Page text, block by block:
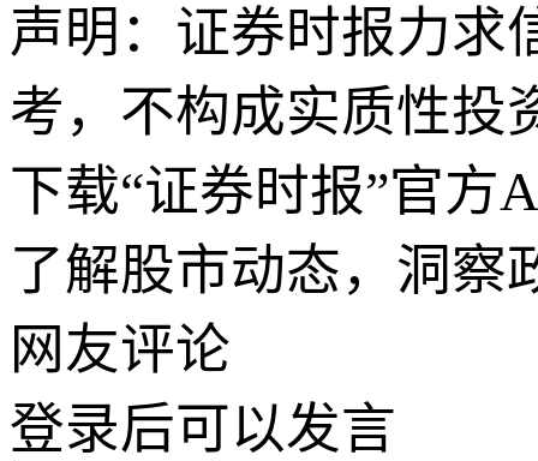
声明：证券时报力求
考，不构成实质性投
下载“证券时报”官方
了解股市动态，洞察
网友评论
登录后可以发言